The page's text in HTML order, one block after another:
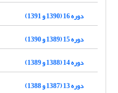
دوره 16 (1390 و 1391)
دوره 15 (1389 و 1390)
دوره 14 (1388 و 1389)
دوره 13 (1387 و 1388)